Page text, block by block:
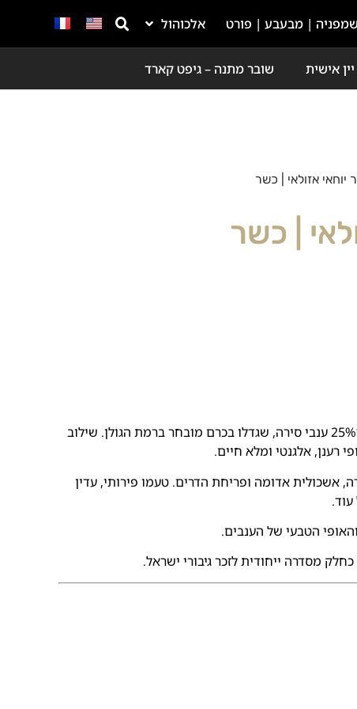
שמפניה | מבעבע | פורט אלכוהול
אישית שובר מתנה – גיפט קארד
יוחאי אזולאי | כשר
| כשר
הרוזה המיוחד הזה מופק מ-75% ענבי גרנאש ו־25% ענבי סירה, שגדלו בכרם מובחר ברמת הגולן. שילוב
רענן, אלגנטי ומלא חיים.
אשכולית אדומה ופריחת הדרים. טעמו פירותי, עדין
הטבעי של הענבים.